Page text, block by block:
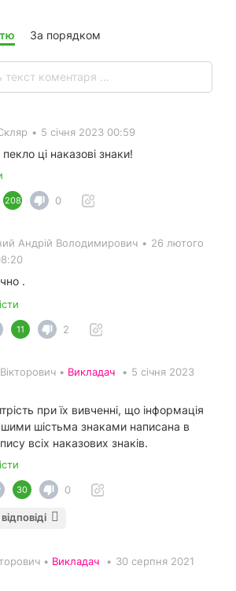
За порядком
• 5 січня 2023 00:59
ці наказові знаки!
208 0
Андрiй Володимирович • 26 лютого
.
11 2
• Викладач • 5 січня 2023
при їх вивченні, що інформація
шістьма знаками написана в
всіх наказових знаків.
30 0
• Викладач • 30 серпня 2021